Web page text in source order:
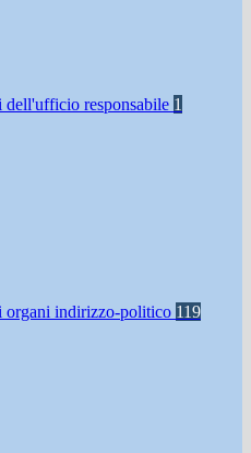
dell'ufficio responsabile 1
organi indirizzo-politico 119